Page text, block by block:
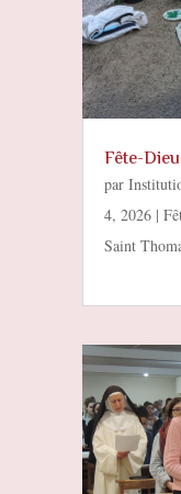
Fête-
par
4, 2026|
Saint